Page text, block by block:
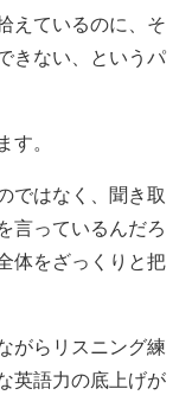
えているのに、そ
きない、というパ
。
ではなく、聞き取
言っているんだろ
体をざっくりと把
がらリスニング練
英語力の底上げが